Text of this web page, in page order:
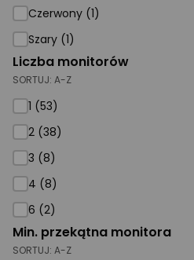
Czerwony (1)
Szary (1)
Liczba monitorów
SORTUJ: A-Z
1 (53)
2 (38)
3 (8)
4 (8)
6 (2)
Min. przekątna monitora
SORTUJ: A-Z